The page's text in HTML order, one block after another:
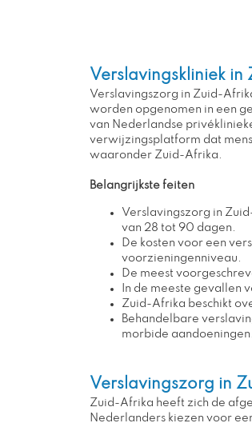
Verslavingskliniek
Verslavingszorg in Zuid-
worden opgenomen in een
van Nederlandse
verwijzingsplatform dat
waaronder Zuid-Afrika.
Belangrijkste feiten
Verslavingszorg in
van 28 tot 90 dagen.
De kosten voor een
voorzieningenniveau.
De meest
In de meeste gevallen
Zuid-Afrika beschikt
Behandelbare
morbide aandoeningen.
Verslavingszorg in
Zuid-Afrika heeft zich de
Nederlanders kiezen voor